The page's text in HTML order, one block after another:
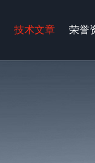
技术文章 荣誉